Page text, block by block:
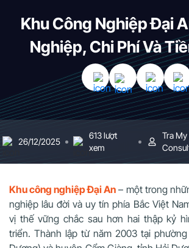
Khu Công Nghiệp Đại
Nghiệp, Chi Phí Và
26/12/2025
613 lượt
xem
Tra
Khu công nghiệp Đại An – một trong
nghiệp lâu đời và uy tín phía Bắc Việt
vị thế vững chắc sau hơn hai thập kỷ
triển. Thành lập từ năm 2003 tại